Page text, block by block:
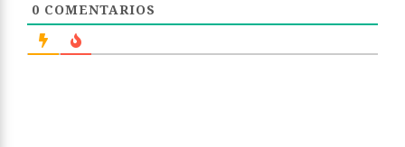
0 COMENTARIOS